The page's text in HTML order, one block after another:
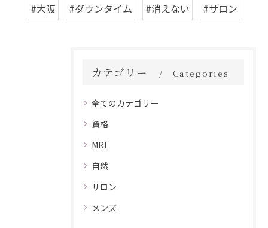
#大阪 #ダウンタイム #消えない #サロン
カテゴリー Categories
全てのカテゴリー
資格
MRI
自然
サロン
メンズ